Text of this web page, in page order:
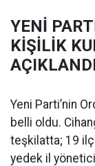
YENİ
KİŞİLİK
Yeni Parti’nin
belli oldu.
teşkilatta; 19
yedek il